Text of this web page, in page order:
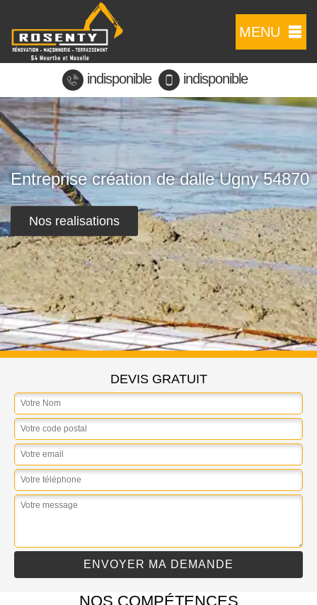
MENU
indisponible indisponible
Entreprise création de dalle Ugny 54870
Nos realisations
DEVIS GRATUIT
NOS COMPÉTENCES